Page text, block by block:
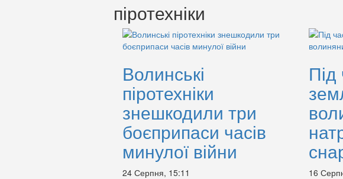
піротехніки
Волинські
піротехніки
знешкодили три
боєприпаси часів
минулої війни
24 Серпня, 15:11 16